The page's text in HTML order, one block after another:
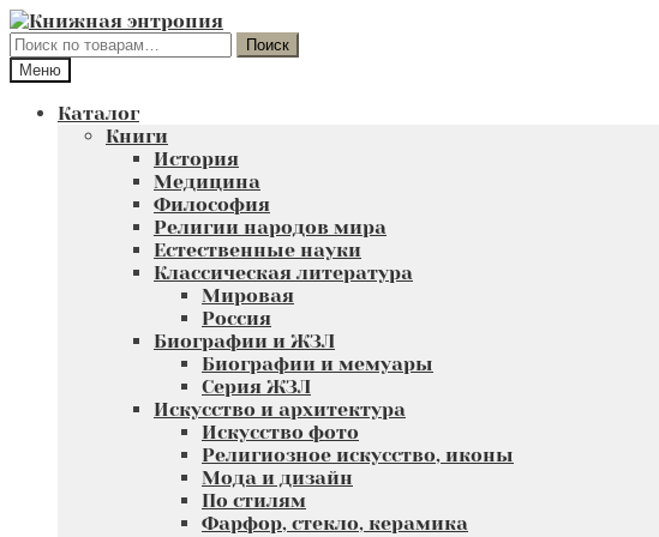
Перейти
к
навигации
Перейти
к
содержимому
Искать:
Поиск
Меню
Каталог
Книги
История
Медицина
Философия
Религии народов мира
Естественные науки
Классическая литература
Мировая
Россия
Биографии и ЖЗЛ
Биографии и мемуары
Серия ЖЗЛ
Искусство и архитектура
Искусство фото
Религиозное искусство, иконы
Мода и дизайн
По стилям
Фарфор, стекло, керамика